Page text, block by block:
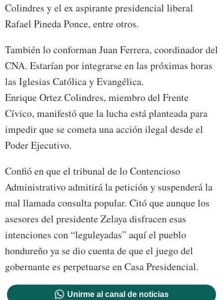
Colindres y el ex aspirante presidencial liberal
Rafael Pineda Ponce, entre otros.
También lo conforman Juan Ferrera, coordinador del
CNA. Estarían por integrarse en las próximas horas
las Iglesias Católica y Evangélica.
Enrique Ortez Colindres, miembro del Frente
Cívico, manifestó que la lucha está planteada para
impedir que se cometa una acción ilegal desde el
Poder Ejecutivo.
Confió en que el tribunal de lo Contencioso
Administrativo admitirá la petición y suspenderá la
mal llamada consulta popular. Citó que aunque los
asesores del presidente Zelaya disfracen esas
intenciones con “leguleyadas” aquí el pueblo
hondureño ya se dio cuenta de que el juego del
gobernante es perpetuarse en Casa Presidencial.
Unirme al canal de noticias